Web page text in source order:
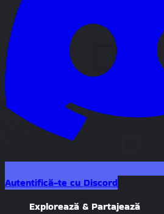
Autentifică-te cu Discord
Explorează & Partajează